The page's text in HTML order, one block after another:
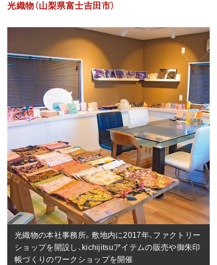
光織物（山梨県富士吉田市）
光織物の本社事務所。敷地内に2017年、ファクトリー
ショップを開設し、kichijitsuアイテムの販売や御朱印
帳づくりのワークショップを開催